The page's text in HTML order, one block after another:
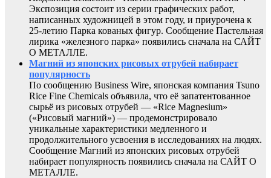
Экспозиция состоит из серии графических работ,
написанных художницей в этом году, и приурочена к
25-летию Парка кованых фигур. Сообщение Пастельная
лирика «железного парка» появились сначала на САЙТ
О МЕТАЛЛЕ.
Магний из японских рисовых отрубей набирает
популярность
По сообщению Business Wire, японская компания Tsuno
Rice Fine Chemicals объявила, что её запатентованное
сырьё из рисовых отрубей — «Rice Magnesium»
(«Рисовый магний») — продемонстрировало
уникальные характеристики медленного и
продолжительного усвоения в исследованиях на людях.
Сообщение Магний из японских рисовых отрубей
набирает популярность появились сначала на САЙТ О
МЕТАЛЛЕ.